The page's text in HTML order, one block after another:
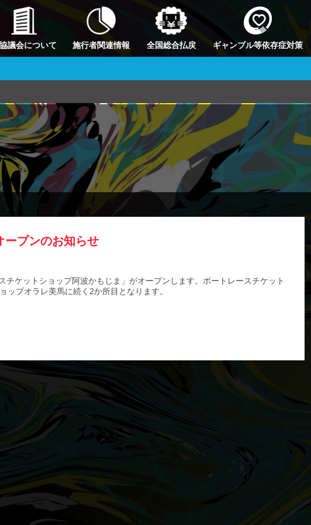
議会について 施行者関連情報 全国総合払戻 ギャンブル等依存症対策
ープンのお知らせ
ケットショップ阿波かもじま」がオープンします。ボートレースチケット
プオラレ美馬に続く2か所目となります。